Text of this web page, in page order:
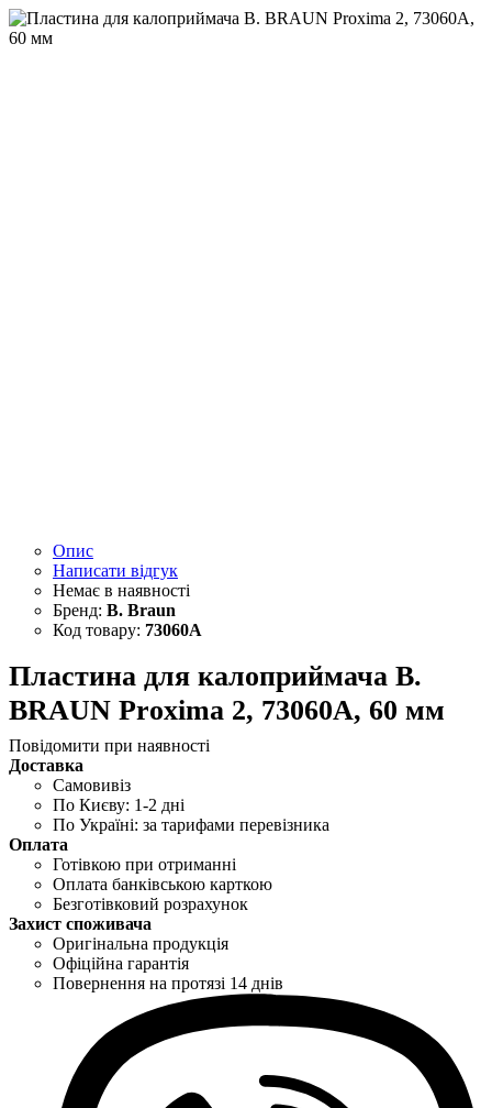
Опис
Написати відгук
B. Braun
73060A
Пластина для калоприймача B.
BRAUN Proxima 2, 73060A, 60 мм
Повідомити при наявності
Доставка
Самовивіз
По Києву: 1-2 дні
По Україні: за тарифами перевізника
Оплата
Готівкою при отриманні
Оплата банківською карткою
Безготівковий розрахунок
Захист споживача
Оригінальна продукція
Офіційна гарантія
Повернення на протязі 14 днів